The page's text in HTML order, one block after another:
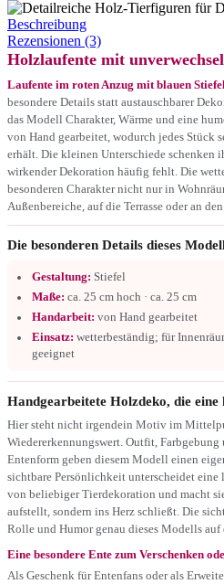
Beschreibung
Rezensionen (3)
Holzlaufente mit
Laufente im roten Anzug mit blauen
besondere Details statt austauschbarer
das Modell Charakter, Wärme und eine
von Hand gearbeitet, wodurch jedes Stück
erhält. Die kleinen Unterschiede schenken
wirkender Dekoration häufig fehlt. Die
besonderen Charakter nicht nur in
Außenbereiche, auf die Terrasse oder an
Die besonderen Details dieses
Gestaltung: Stiefel
Maße: ca. 25 cm hoch · ca. 25 cm
Handarbeit: von Hand gearbeitet
Einsatz: wetterbeständig; für
geeignet
Handgearbeitete Holzdeko, die
Hier steht nicht irgendein Motiv im
Wiedererkennungswert. Outfit,
Entenform geben diesem Modell einen
sichtbare Persönlichkeit unterscheidet
von beliebiger Tierdekoration und macht
aufstellt, sondern ins Herz schließt. Die
Rolle und Humor genau dieses Modells auf
Eine besondere Ente zum Verschenken
Als Geschenk für Entenfans oder als